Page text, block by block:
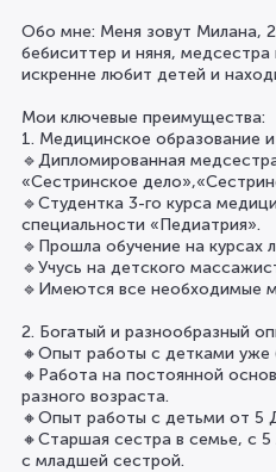
Обо мне: Меня зовут Милана,
бебиситтер и няня,
искренне любит детей и
Мои ключевые преимущества:
1. Медицинское образование
🔹Дипломированная
«Сестринское
🔹Студентка 3-го курса
специальности «Педиатрия».
🔹Прошла обучение на курсах
🔹Учусь на детского
🔹Имеются все необходимые
2. Богатый и разнообразный
🔸Опыт работы с детками уже
🔸Работа на постоянной
разного возраста.
🔸Опыт работы с детьми от 5
🔸Старшая сестра в семье, с
с младшей сестрой.